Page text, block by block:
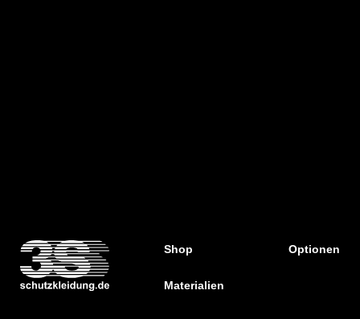
Shop Optionen
Materialien